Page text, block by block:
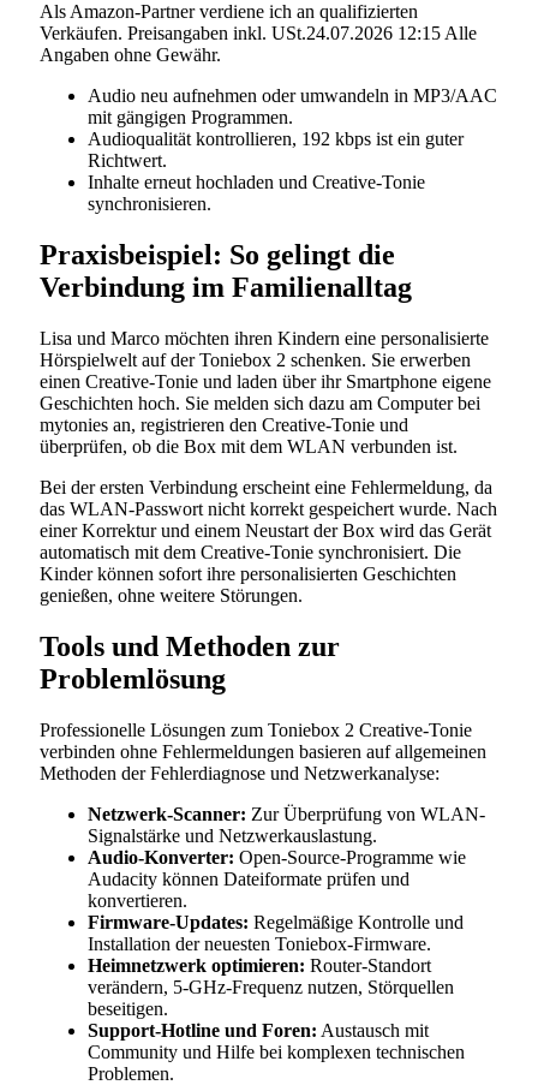
Als Amazon-Partner verdiene ich an qualifizierten
Verkäufen. Preisangaben inkl. USt.24.07.2026 12:15 Alle
Angaben ohne Gewähr.
Audio neu aufnehmen oder umwandeln in MP3/AAC
mit gängigen Programmen.
Audioqualität kontrollieren, 192 kbps ist ein guter
Richtwert.
Inhalte erneut hochladen und Creative-Tonie
synchronisieren.
Praxisbeispiel: So gelingt die
Verbindung im Familienalltag
Lisa und Marco möchten ihren Kindern eine personalisierte
Hörspielwelt auf der Toniebox 2 schenken. Sie erwerben
einen Creative-Tonie und laden über ihr Smartphone eigene
Geschichten hoch. Sie melden sich dazu am Computer bei
mytonies an, registrieren den Creative-Tonie und
überprüfen, ob die Box mit dem WLAN verbunden ist.
Bei der ersten Verbindung erscheint eine Fehlermeldung, da
das WLAN-Passwort nicht korrekt gespeichert wurde. Nach
einer Korrektur und einem Neustart der Box wird das Gerät
automatisch mit dem Creative-Tonie synchronisiert. Die
Kinder können sofort ihre personalisierten Geschichten
genießen, ohne weitere Störungen.
Tools und Methoden zur
Problemlösung
Professionelle Lösungen zum Toniebox 2 Creative-Tonie
verbinden ohne Fehlermeldungen basieren auf allgemeinen
Methoden der Fehlerdiagnose und Netzwerkanalyse:
Netzwerk-Scanner: Zur Überprüfung von WLAN-
Signalstärke und Netzwerkauslastung.
Audio-Konverter: Open-Source-Programme wie
Audacity können Dateiformate prüfen und
konvertieren.
Firmware-Updates: Regelmäßige Kontrolle und
Installation der neuesten Toniebox-Firmware.
Heimnetzwerk optimieren: Router-Standort
verändern, 5-GHz-Frequenz nutzen, Störquellen
beseitigen.
Support-Hotline und Foren: Austausch mit
Community und Hilfe bei komplexen technischen
Problemen.